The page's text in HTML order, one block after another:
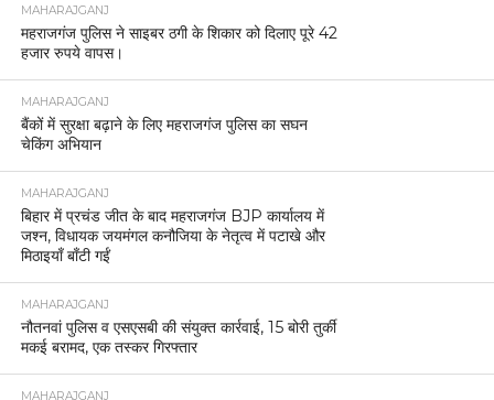
MAHARAJGANJ
महराजगंज पुलिस ने साइबर ठगी के शिकार को दिलाए पूरे 42
हजार रुपये वापस।
MAHARAJGANJ
बैंकों में सुरक्षा बढ़ाने के लिए महराजगंज पुलिस का सघन
चेकिंग अभियान
MAHARAJGANJ
बिहार में प्रचंड जीत के बाद महराजगंज BJP कार्यालय में
जश्न, विधायक जयमंगल कनौजिया के नेतृत्व में पटाखे और
मिठाइयाँ बाँटी गईं
MAHARAJGANJ
नौतनवां पुलिस व एसएसबी की संयुक्त कार्रवाई, 15 बोरी तुर्की
मकई बरामद, एक तस्कर गिरफ्तार
MAHARAJGANJ